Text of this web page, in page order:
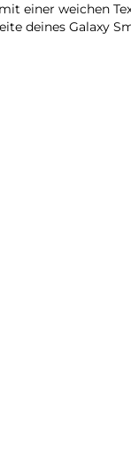
einer weichen
deines Galaxy